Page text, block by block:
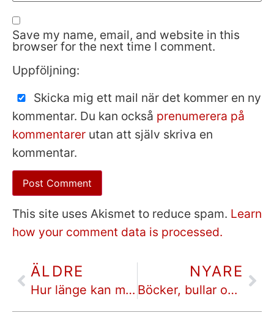
Save my name, email, and website in this
browser for the next time I comment.
Uppföljning:
Skicka mig ett mail när det kommer en ny
kommentar. Du kan också prenumerera på
kommentarer utan att själv skriva en
kommentar.
This site uses Akismet to reduce spam. Learn
how your comment data is processed.
ÄLDRE
Hur länge kan man suga på en karamell? — Lokattens klor (Millenium), av Karin Smirnoff | deckare bokrecension
NYARE
Böcker, bullar och burlesk — Making a Killing, av Bonnie Espie | deckare bokrecension